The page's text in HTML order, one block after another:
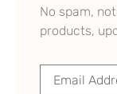
No spam,
products,